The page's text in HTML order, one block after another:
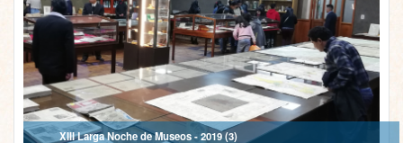
XIII Larga Noche de Museos - 2019 (3)